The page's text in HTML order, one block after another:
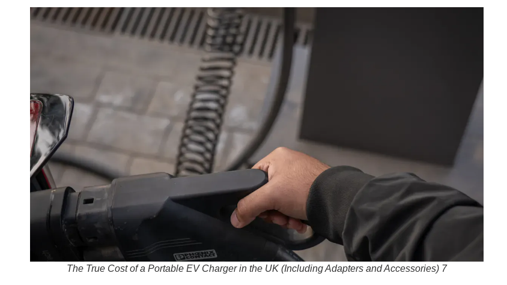
The True Cost of a Portable EV Charger in the UK (Including Adapters and Accessories) 7